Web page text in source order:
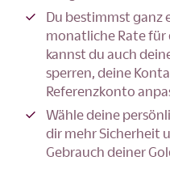
Du bestimmst ganz
monatliche Rate für
kannst du auch
sperren, deine
Referenzkonto
Wähle deine
dir mehr Sicherheit
Gebrauch deiner